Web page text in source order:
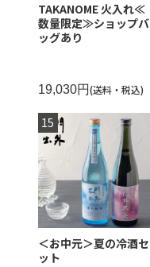
TAKANOME 火入れ≪
数量限定≫ショップバ
ッグあり
19,030円(送料・税込)
＜お中元＞夏の冷酒セ
ット